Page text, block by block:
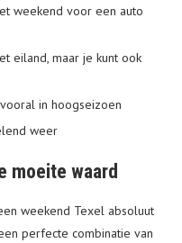
weekend voor een auto
eiland, maar je kunt ook
in hoogseizoen
weer
moeite waard
weekend Texel absoluut
perfecte combinatie van